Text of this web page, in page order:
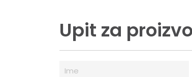
Upit za